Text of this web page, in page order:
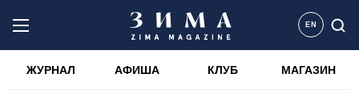
EN
ЖУРНАЛ АФИША КЛУБ МАГАЗИН